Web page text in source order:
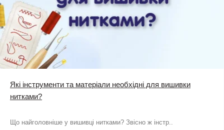
Які інструменти та матеріали необхідні для вишивки
нитками?
Що найголовніше у вишивці нитками? Звісно ж інстр..